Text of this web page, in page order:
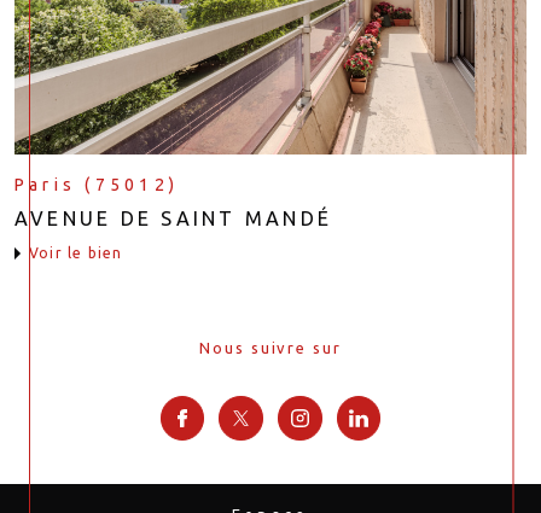
Paris (75012)
AVENUE DE SAINT MANDÉ
voir le bien
Nous suivre sur